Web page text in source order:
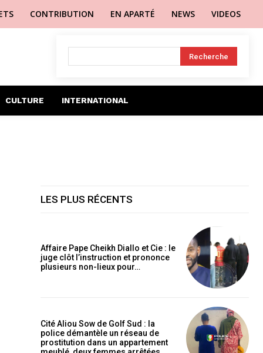
CONTRIBUTION EN APARTÉ NEWS VIDEOS
Recherche
CULTURE INTERNATIONAL
LES PLUS RÉCENTS
Affaire Pape Cheikh Diallo et Cie : le
juge clôt l’instruction et prononce
plusieurs non-lieux pour…
Cité Aliou Sow de Golf Sud : la
police démantèle un réseau de
prostitution dans un appartement